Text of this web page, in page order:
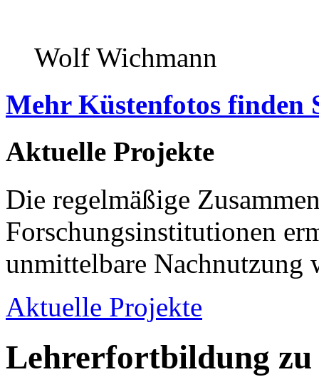
Wolf Wichmann
Mehr Küstenfotos finden
Aktuelle Projekte
Die regelmäßige
Forschungsinstitutionen
unmittelbare Nachnutzung
Aktuelle Projekte
Lehrerfortbildung